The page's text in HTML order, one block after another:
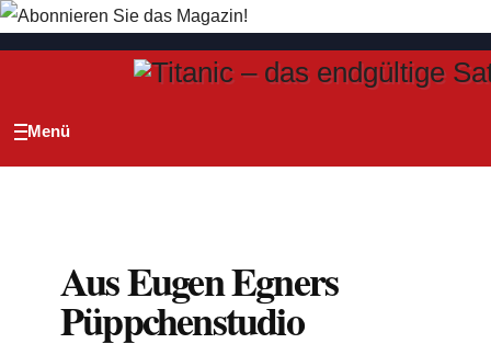
Zum
Aus Eugen Egners
Püppchenstudio